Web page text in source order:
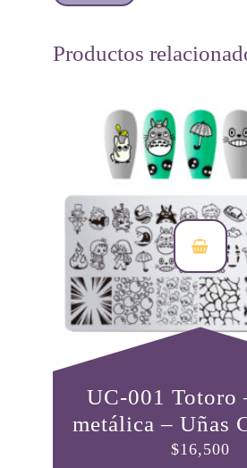
Productos
UC-001 Totoro
metálica – Uñas
$16,500